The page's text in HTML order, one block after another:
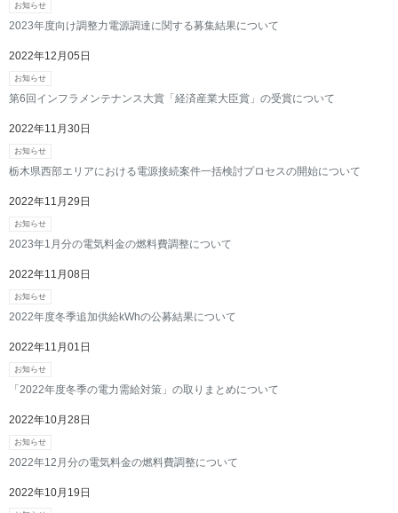
お知らせ
2023年度向け調整力電源調達に関する募集結果について
2022年12月05日
お知らせ
第6回インフラメンテナンス大賞「経済産業大臣賞」の受賞について
2022年11月30日
お知らせ
栃木県西部エリアにおける電源接続案件一括検討プロセスの開始について
2022年11月29日
お知らせ
2023年1月分の電気料金の燃料費調整について
2022年11月08日
お知らせ
2022年度冬季追加供給kWhの公募結果について
2022年11月01日
お知らせ
「2022年度冬季の電力需給対策」の取りまとめについて
2022年10月28日
お知らせ
2022年12月分の電気料金の燃料費調整について
2022年10月19日